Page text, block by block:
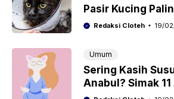
Pasir Kucing
Kesehatan
Redaksi Cloteh 19/
Umum
Sering Kasih
Anabul? Simak
Tindakan Ini Bisa